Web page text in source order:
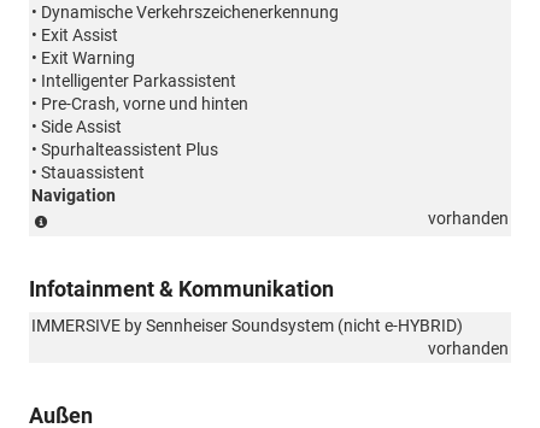
• Dynamische Verkehrszeichenerkennung
• Exit Assist
• Exit Warning
• Intelligenter Parkassistent
• Pre-Crash, vorne und hinten
• Side Assist
• Spurhalteassistent Plus
• Stauassistent
Navigation
bestellbar)
vorhanden
Infotainment & Kommunikation
IMMERSIVE by Sennheiser Soundsystem (nicht e-HYBRID)
vorhanden
Außen